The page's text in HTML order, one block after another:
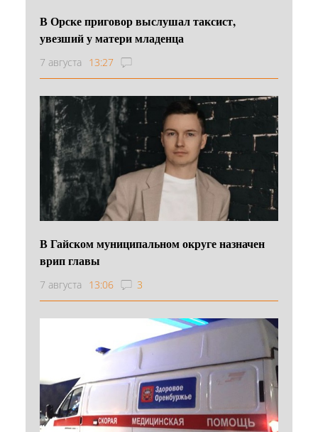
В Орске приговор выслушал таксист,
увезший у матери младенца
7 августа 13:27
В Гайском муниципальном округе назначен
врип главы
7 августа 13:06 3